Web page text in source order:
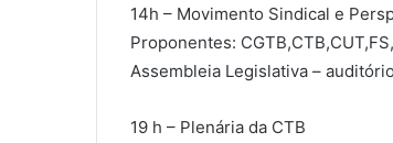
14h – Movimento Sindical e
Proponentes:
Assembleia Legislativa –
19 h – Plenária da CTB